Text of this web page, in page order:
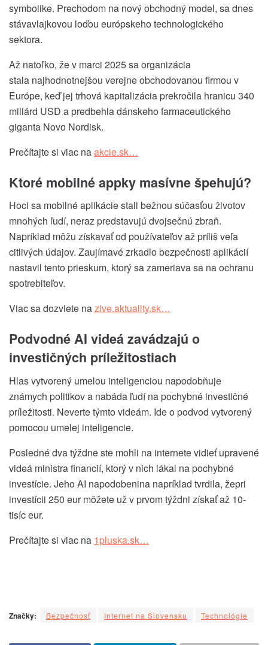
symbolike. Prechodom na nový obchodný model, sa dnes
stávavlajkovou loďou európskeho technologického
sektora.
Až natoľko, že v marci 2025 sa organizácia
stala najhodnotnejšou verejne obchodovanou firmou v
Európe, keď jej trhová kapitalizácia prekročila hranicu 340
miliárd USD a predbehla dánskeho farmaceutického
giganta Novo Nordisk.
Prečítajte si viac naakcie.sk…
Ktoré mobilné appky masívne špehujú?
Hoci sa mobilné aplikácie stali bežnou súčasťou životov
mnohých ľudí, neraz predstavujú dvojsečnú zbraň.
Napríklad môžu získavať od používateľov až príliš veľa
citlivých údajov. Zaujímavé zrkadlo bezpečnosti aplikácií
nastavil tento prieskum, ktorý sa zameriava sa na ochranu
spotrebiteľov.
Viac sa dozviete nazive.aktuality.sk…
Podvodné AI videá zavádzajú o
investičných príležitostiach
Hlas vytvorený umelou inteligenciou napodobňuje
známych politikov a nabáda ľudí na pochybné investičné
príležitosti. Neverte týmto videám. Ide o podvod vytvorený
pomocou umelej inteligencie.
Posledné dva týždne ste mohli na internete vidieť upravené
videá ministra financií, ktorý v nich lákal na pochybné
investície. Jeho AI napodobenina napríklad tvrdila, žepri
investícii 250 eur môžete už v prvom týždni získať až 10-
tisíc eur.
Prečítajte si viac na 1pluska.sk…
Značky: Bezpečnosť Internet na Slovensku Technológie